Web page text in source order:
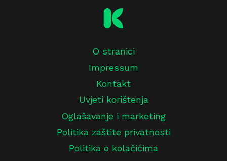
O stranici
Impressum
Kontakt
Uvjeti korištenja
Oglašavanje i marketing
Politika zaštite privatnosti
Politika o kolačićima